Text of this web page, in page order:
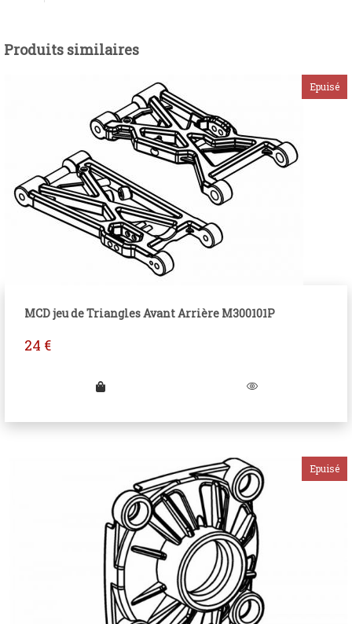
Produits similaires
MCD jeu de Triangles Avant Arrière M300101P
24 €